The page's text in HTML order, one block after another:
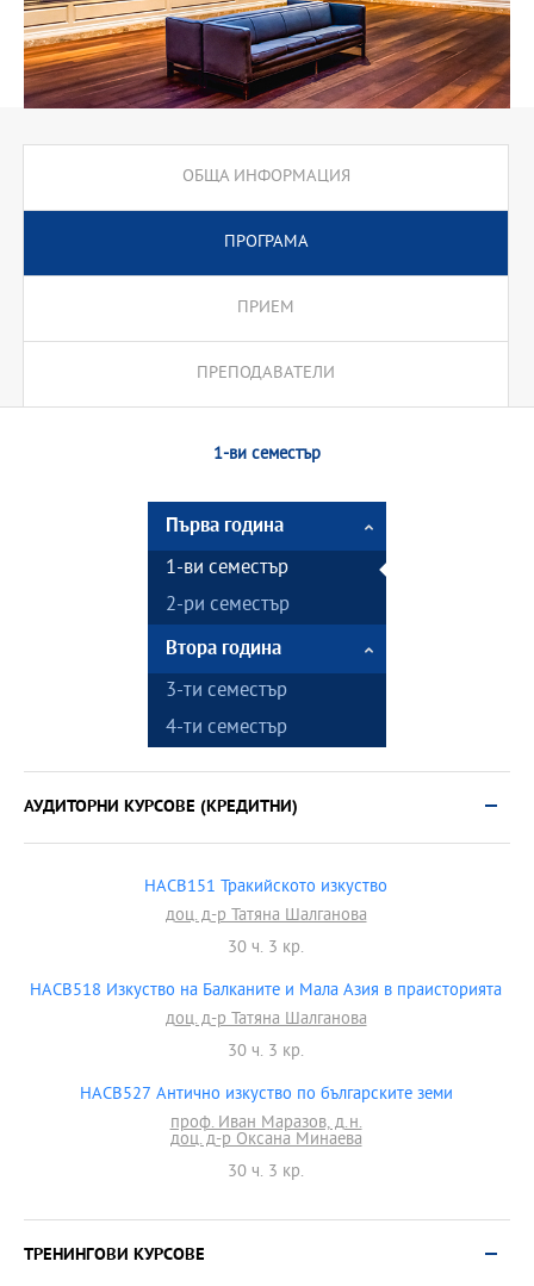
ОБЩА ИНФОРМАЦИЯ
ПРОГРАМА
ПРИЕМ
ПРЕПОДАВАТЕЛИ
1-ви семестър
Първа година
1-ви семестър
2-ри семестър
Втора година
3-ти семестър
4-ти семестър
АУДИТОРНИ КУРСОВЕ (КРЕДИТНИ)
HACB151 Тракийското изкуство
доц. д-р Татяна Шалганова
30 ч. 3 кр.
HACB518 Изкуство на Балканите и Мала Азия в праисторията
доц. д-р Татяна Шалганова
30 ч. 3 кр.
HACB527 Антично изкуство по българските земи
проф. Иван Маразов, д.н.
доц. д-р Оксана Минаева
30 ч. 3 кр.
ТРЕНИНГОВИ КУРСОВЕ